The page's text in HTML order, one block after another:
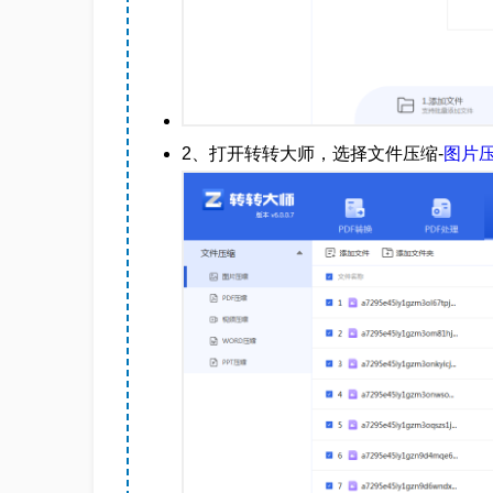
2、打开转转大师，选择文件压缩-图片